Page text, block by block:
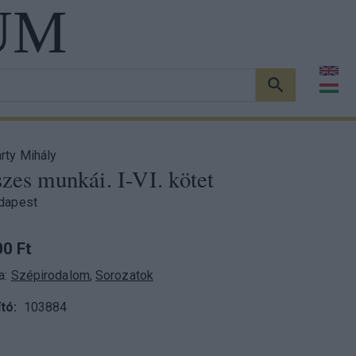
KERESÉS
Mihály
munkái. I-VI. kötet
Ft
Szépirodalom, Sorozatok
103884